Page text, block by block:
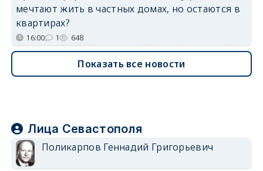
мечтают жить в частных домах, но остаются в
квартирах?
16:00 1 648
Показать все новости
Лица Севастополя
Поликарпов Геннадий Григорьевич